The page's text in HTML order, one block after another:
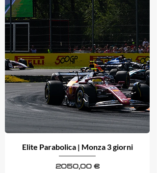
Elite Parabolica | Monza 3 giorni
Prezzo
2050,00 €